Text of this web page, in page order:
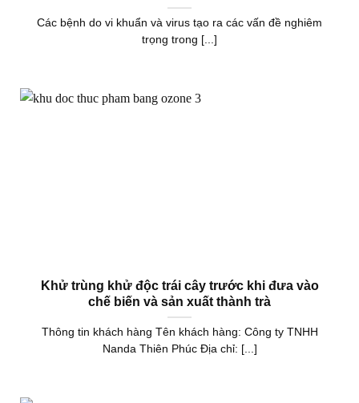
Các bệnh do vi khuẩn và virus tạo ra các vấn đề nghiêm
trọng trong [...]
Khử trùng khử độc trái cây trước khi đưa vào
chế biến và sản xuất thành trà
Thông tin khách hàng Tên khách hàng: Công ty TNHH
Nanda Thiên Phúc Địa chỉ: [...]